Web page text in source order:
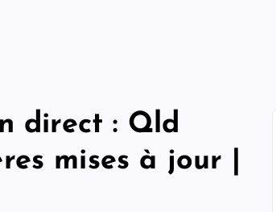
direct : Qld
mises à jour |